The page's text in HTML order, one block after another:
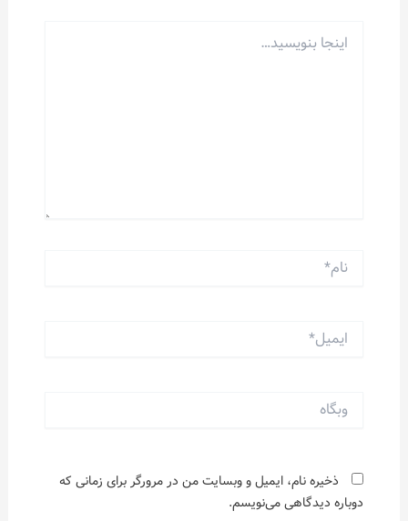
بنویسید…
ایمیل*
ذخیره نام، ایمیل و وبسایت من در مرورگر برای زمانی که
دوباره دیدگاهی می‌نویسم.